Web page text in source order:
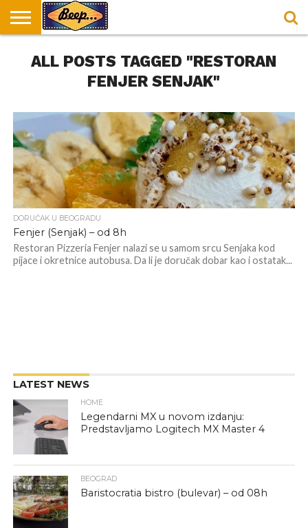
DORUČAK
U
SVAKODNEVICA
ENTERTAINMENT
LOKACIJE
ZA
HRANA I
RECEPTI
NEPUSACKI
LOKALI
ALL POSTS TAGGED "RESTORAN
FENJER SENJAK"
DORUČAK U BEOGRADU
Fenjer (Senjak) – od 8h
Restoran Pizzeria Fenjer nalazi se u samom srcu Senjaka kod
pijace i okretnice autobusa. Da li je doručak dobar kao i ostatak...
LATEST NEWS
HOME
Legendarni MX u novom izdanju:
Predstavljamo Logitech MX Master 4
BEOGRAD
Baristocratia bistro (bulevar) – od 08h